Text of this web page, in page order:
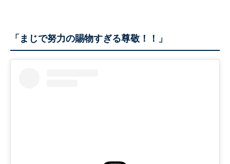
「まじで努力の賜物すぎる尊敬！！」